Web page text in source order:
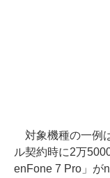
対象機種の一例
ル契約時に2万
enFone 7 Pro」が